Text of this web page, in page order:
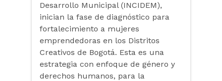
Desarrollo Municipal (INCIDEM),
inician la fase de diagnóstico para
fortalecimiento a mujeres
emprendedoras en los Distritos
Creativos de Bogotá. Esta es una
estrategia con enfoque de género y
derechos humanos, para la